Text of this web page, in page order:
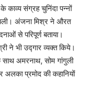
काव्य संग्रह चुनिंदा पन्नों
अंजना मिश्र ने औरत
से परिपूर्ण बताया।
ने भी उद्गार व्यक्त किये।
अमरनाथ, सोम गांगुली
प्रमोद की कहानियों